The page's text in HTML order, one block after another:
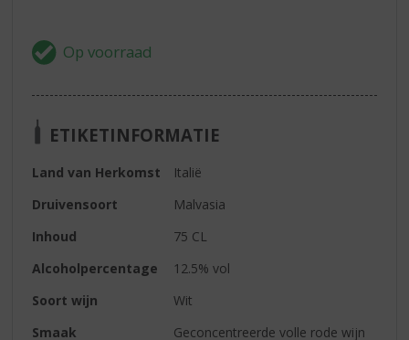
ETIKETINFORMATIE
Land van Herkomst
Italië
Druivensoort
Malvasia
Inhoud
75 CL
Alcoholpercentage
12.5% vol
Soort wijn
Wit
Smaak
Geconcentreerde volle rode wijn